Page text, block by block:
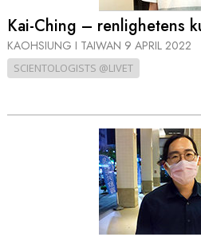
Kai-Ching – renlighetens
KAOHSIUNG I TAIWAN 9 APRIL 2022
SCIENTOLOGISTS @LIVET